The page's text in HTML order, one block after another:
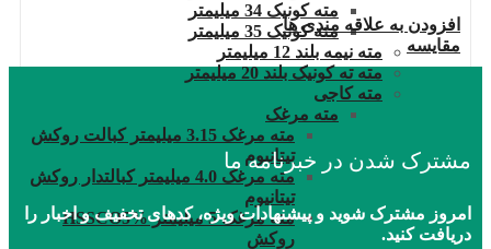
مته کونیک 34 میلیمتر
مته کونیک 35 میلیمتر
مته نیمه بلند 12 میلیمتر
مته ته کونیک بلند 20 میلیمتر
مته کاجی
مته مرغک
مته مرغک 3.15 میلیمتر کبالت روکش
تیتانیوم
مته مرغک 4.0 میلیمتر کبالتدار روکش
تیتانیوم
مته مرغک 5 میلیمتر HSSCO5%
روکش
افزودن به علاقه مندی ها
مقایسه
مشترک شدن در خبرنامه ما
امروز مشترک شوید و پیشنهادات ویژه، کدهای تخفیف و اخبار را
دریافت کنید.